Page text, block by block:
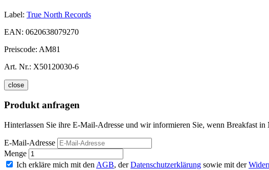
Label: True North Records
EAN: 0620638079270
Preiscode: AM81
Art. Nr.: X50120030-6
close
Produkt anfragen
Hinterlassen Sie ihre E-Mail-Adresse und wir informieren Sie, wenn Breakfast
E-Mail-Adresse
Menge
Ich erkläre mich mit den AGB, derDatenschutzerklärung sowie mit der